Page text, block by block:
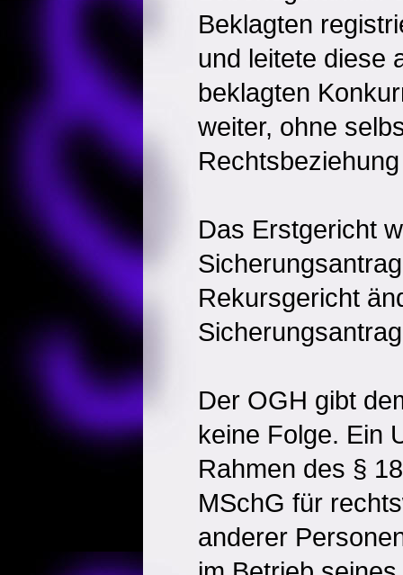
Beklagten
und leitete diese
beklagten
weiter, ohne
Das Erstgericht
Rekursgericht
Der OGH gibt
keine Folge. Ein
Rahmen des §
MSchG für
anderer